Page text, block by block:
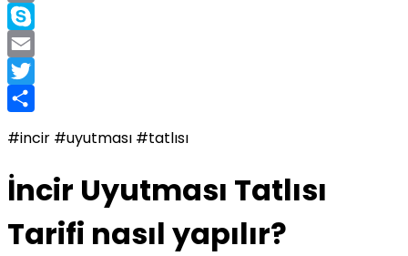
Copy
Link
Skype
Email
Twitter
#incir #uyutması #tatlısı
İncir Uyutması Tatlısı
Tarifi nasıl yapılır?